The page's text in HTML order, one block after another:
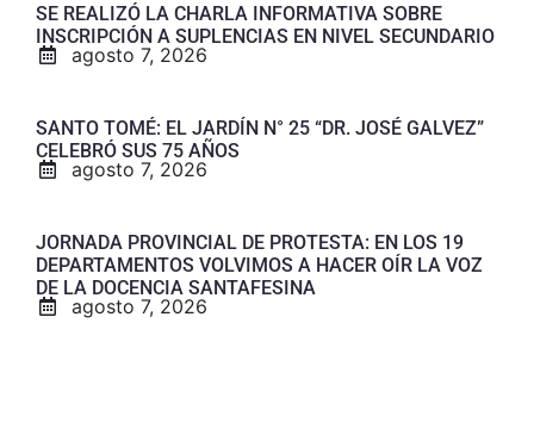
SE REALIZÓ LA CHARLA INFORMATIVA SOBRE
INSCRIPCIÓN A SUPLENCIAS EN NIVEL SECUNDARIO
agosto 7, 2026
SANTO TOMÉ: EL JARDÍN N° 25 “DR. JOSÉ GALVEZ”
CELEBRÓ SUS 75 AÑOS
agosto 7, 2026
JORNADA PROVINCIAL DE PROTESTA: EN LOS 19
DEPARTAMENTOS VOLVIMOS A HACER OÍR LA VOZ
DE LA DOCENCIA SANTAFESINA
agosto 7, 2026